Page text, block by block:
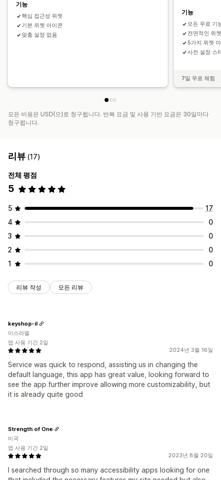
기능
핵심 접근성 위젯
기본 위젯 아이콘
맞춤 설정 없음
기능
모든 무료 기
전면적인 위
5가지 위젯
사전 설정 스
7일 무료 체험
모든 비용은 USD(으)로 청구됩니다. 반복 요금 및 사용 기반 요금은 30일마다
청구됩니다.
리뷰 (17)
전체 평점
5
5
17
4
0
3
0
2
0
1
0
리뷰 작성 모든 리뷰
2024년 3월 16일
Service was quick to respond, assisting us in changing the
default language, this app has great value, looking forward to
see the app further improve allowing more customizability, but
it is already quite good
keyshop-il
이스라엘
앱 사용 기간 2일
2023년 8월 20일
I searched through so many accessibility apps looking for one
Strength of One
미국
앱 사용 기간 2일